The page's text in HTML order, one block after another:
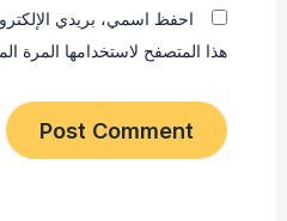
احفظ اسمي، بريدي
هذا المتصفح لاستخدامها المرة